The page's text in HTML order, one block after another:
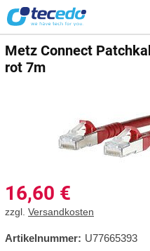
Metz Connect
rot 7m
16,60 €
zzgl. Versandkosten
Artikelnummer: U77665393